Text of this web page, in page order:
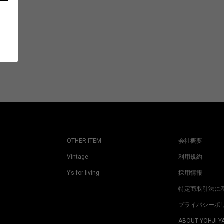
OTHER ITEM
Vintage
Y’s for living
会社概要
利用規約
採用情報
特定商取引法に
プライバシーポ
ABOUT YOHJI